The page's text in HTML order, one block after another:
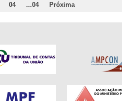
04 ...04 Próxima